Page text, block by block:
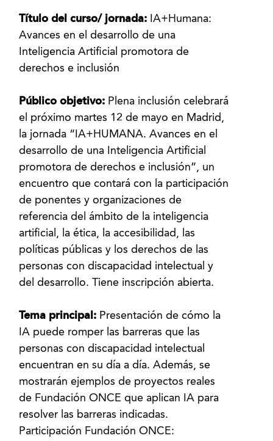
Título del curso/ jornada: IA+Humana:
Avances en el desarrollo de una
Inteligencia Artificial promotora de
derechos e inclusión
Público objetivo: Plena inclusión celebrará
el próximo martes 12 de mayo en Madrid,
la jornada “IA+HUMANA. Avances en el
desarrollo de una Inteligencia Artificial
promotora de derechos e inclusión”, un
encuentro que contará con la participación
de ponentes y organizaciones de
referencia del ámbito de la inteligencia
artificial, la ética, la accesibilidad, las
políticas públicas y los derechos de las
personas con discapacidad intelectual y
del desarrollo. Tiene inscripción abierta.
Tema principal: Presentación de cómo la
IA puede romper las barreras que las
personas con discapacidad intelectual
encuentran en su día a día. Además, se
mostrarán ejemplos de proyectos reales
de Fundación ONCE que aplican IA para
resolver las barreras indicadas.
Participación Fundación ONCE: